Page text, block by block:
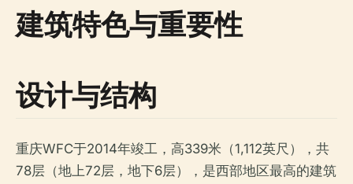
建筑特色与重要性
设计与结构
重庆WFC于2014年竣工，高339米（1,112英尺），共
78层（地上72层，地下6层），是西部地区最高的建筑